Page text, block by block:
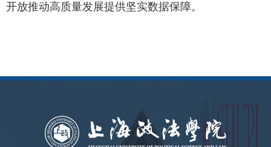
开放推动高质量发展提供坚实数据保障。